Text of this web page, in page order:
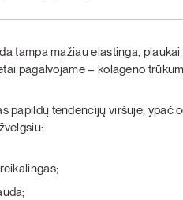
tampa mažiau elastinga,
pagalvojame – kolageno
papildų tendencijų viršuje, ypač